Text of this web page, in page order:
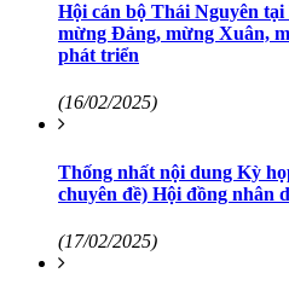
Hội cán bộ Thái Nguyên
mừng Đảng, mừng Xuân,
phát triển
(16/02/2025)
Thống nhất nội dung Kỳ
chuyên đề) Hội đồng nhân
(17/02/2025)